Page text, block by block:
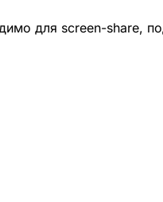
для screen-share,